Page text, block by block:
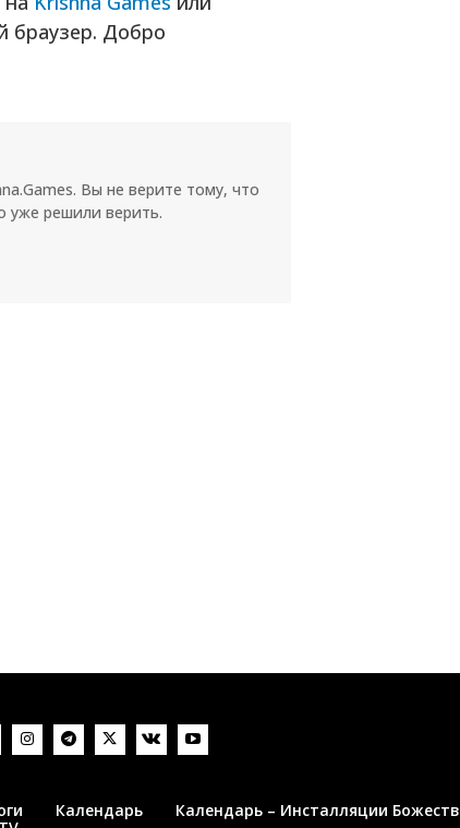
браузер. Добро
Вы не верите тому, что
уже решили верить.
Календарь Календарь – Инсталляции Божеств